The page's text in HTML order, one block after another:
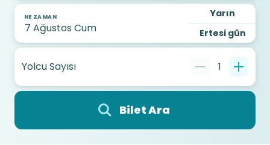
NE ZAMAN
Yarın
Ertesi gün
Yolcu Sayısı 1
Bilet Ara